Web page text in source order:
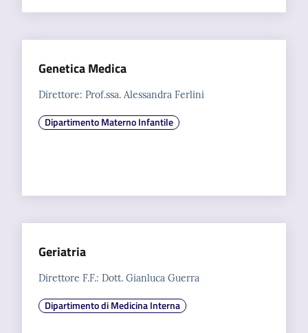
Genetica Medica
Direttore: Prof.ssa. Alessandra Ferlini
Dipartimento Materno Infantile
Geriatria
Direttore F.F.: Dott. Gianluca Guerra
Dipartimento di Medicina Interna